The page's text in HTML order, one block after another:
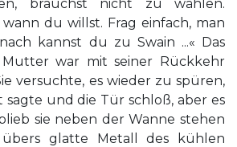
brauchst nicht zu wählen.
du willst. Frag einfach, man
kannst du zu Swain ...« Das
war mit seiner Rückkehr
versuchte, es wieder zu spüren,
sagte und die Tür schloß, aber es
sie neben der Wanne stehen
glatte Metall des kühlen